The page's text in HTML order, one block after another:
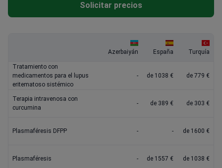
Solicitar precios
Azerbaiyán España Turquía
Tratamiento con
medicamentos para el lupus
eritematoso sistémico
- de 1038 € de 779 €
Terapia intravenosa con
curcumina
- de 389 € de 303 €
Plasmaféresis DFPP - - de 1600 €
Plasmaféresis - de 1557 € de 1038 €